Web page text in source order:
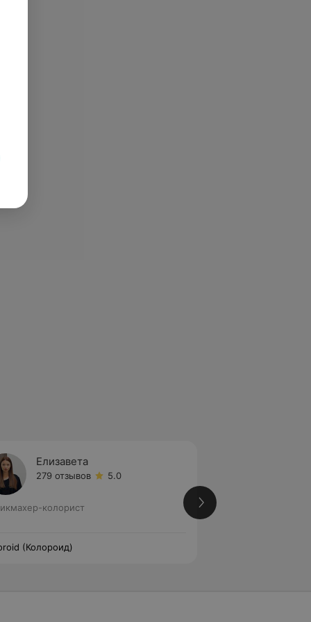
Елизавета
279 отзывов 5.0
колорист
(Колороид)